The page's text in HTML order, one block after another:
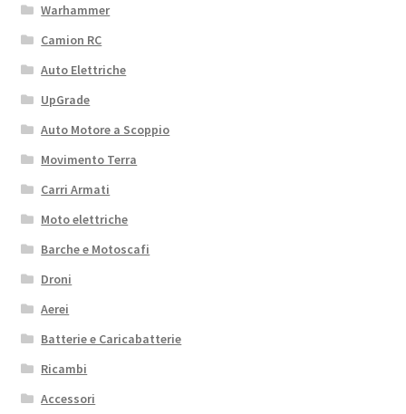
Warhammer
Camion RC
Auto Elettriche
UpGrade
Auto Motore a Scoppio
Movimento Terra
Carri Armati
Moto elettriche
Barche e Motoscafi
Droni
Aerei
Batterie e Caricabatterie
Ricambi
Accessori